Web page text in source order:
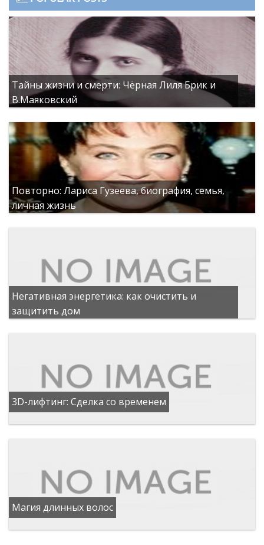
Тайны жизни и смерти: Чёрная Лиля Брик и
В.Маяковский
Повторно: Лариса Гузеева, биография, семья,
личная жизнь
Негативная энергетика: как очистить и
защитить дом
3D-лифтинг: Сделка со временем
Магия длинных волос